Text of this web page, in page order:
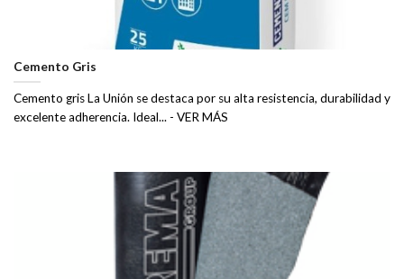
Cemento Gris
Cemento gris La Unión se destaca por su alta resistencia, durabilidad y
excelente adherencia. Ideal... - VER MÁS